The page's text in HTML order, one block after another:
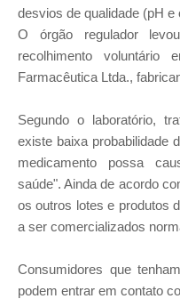
desvios de qualidade (pH
O órgão regulador
recolhimento voluntário
Farmacêutica Ltda.,
Segundo o laboratório,
existe baixa probabilidade
medicamento possa
saúde". Ainda de acordo
os outros lotes e produtos
a ser comercializados
Consumidores que
podem entrar em contato